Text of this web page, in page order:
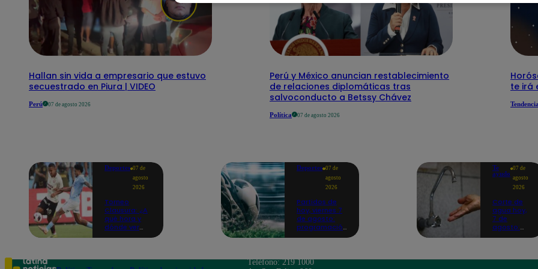
Hallan sin vida a empresario que estuvo
secuestrado en Piura | VIDEO
Perú 07 de agosto 2026
Perú y México anuncian restablecimiento
de relaciones diplomáticas tras
salvoconducto a Betssy Chávez
Política 07 de agosto 2026
te irá
Deportes 07 de
agosto
2026
Torneo
Clausura: ¿A
qué hora y
dónde ver
fecha 4?
Deportes 07 de
agosto
2026
Partidos de
hoy, viernes 7
de agosto:
programación
Te
ayudo
07 de
agosto
2026
Corte de
agua hoy,
7 de
agosto:
sin el
Teléfono: 219 1000